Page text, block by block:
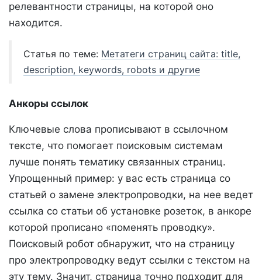
релевантности страницы, на которой оно
находится.
Статья по теме: Метатеги страниц сайта: title,
description, keywords, robots и другие
Анкоры ссылок
Ключевые слова прописывают в ссылочном
тексте, что помогает поисковым системам
лучше понять тематику связанных страниц.
Упрощенный пример: у вас есть страница со
статьей о замене электропроводки, на нее ведет
ссылка со статьи об установке розеток, в анкоре
которой прописано «поменять проводку».
Поисковый робот обнаружит, что на страницу
про электропроводку ведут ссылки с текстом на
эту тему. Значит, страница точно подходит для